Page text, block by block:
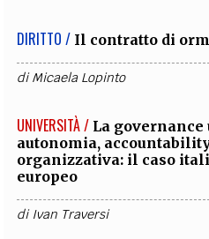
DIRITTO / Il contratto di
diMicaela Lopinto
UNIVERSITÀ / La
autonomia,
organizzativa: il caso
europeo
di Ivan Traversi